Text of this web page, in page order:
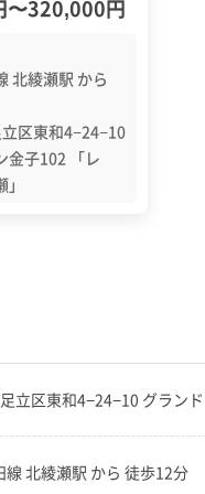
〜320,000円
北綾瀬駅 から
区東和4−24−10
金子102 「レ
立区東和4−24−10 グラン
北綾瀬駅 から 徒歩12分